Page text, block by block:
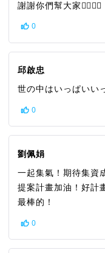
謝謝你們幫大家👍🏻👏🏻
0
邱啟忠
世の中はいっぱいい
0
劉佩娟
一起集氣！期待集資
提案計畫加油！好計
最棒的！
0